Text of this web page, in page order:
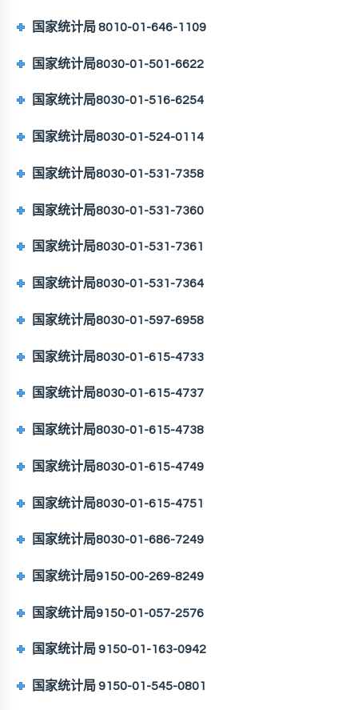
国家统计局 8010-01-646-1109
国家统计局8030-01-501-6622
国家统计局8030-01-516-6254
国家统计局8030-01-524-0114
国家统计局8030-01-531-7358
国家统计局8030-01-531-7360
国家统计局8030-01-531-7361
国家统计局8030-01-531-7364
国家统计局8030-01-597-6958
国家统计局8030-01-615-4733
国家统计局8030-01-615-4737
国家统计局8030-01-615-4738
国家统计局8030-01-615-4749
国家统计局8030-01-615-4751
国家统计局8030-01-686-7249
国家统计局9150-00-269-8249
国家统计局9150-01-057-2576
国家统计局 9150-01-163-0942
国家统计局 9150-01-545-0801